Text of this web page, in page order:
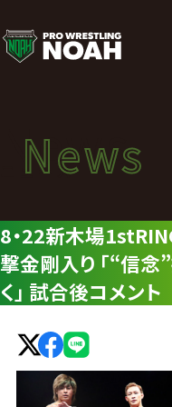
ニ
ュ
ー
ス
|
プ
ロ
レ
News
ニュース
News
8・22新木場
撃金剛入り ｢“信念
く｣ 試合後コメント